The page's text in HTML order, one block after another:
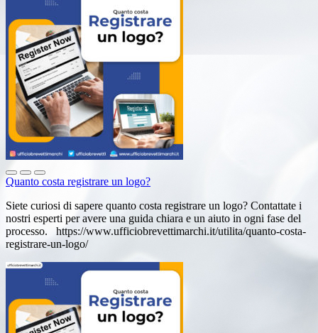
Quanto costa registrare un logo?
Siete curiosi di sapere quanto costa registrare un logo? Contattate i
nostri esperti per avere una guida chiara e un aiuto in ogni fase del
processo. https://www.ufficiobrevettimarchi.it/utilita/quanto-costa-
registrare-un-logo/